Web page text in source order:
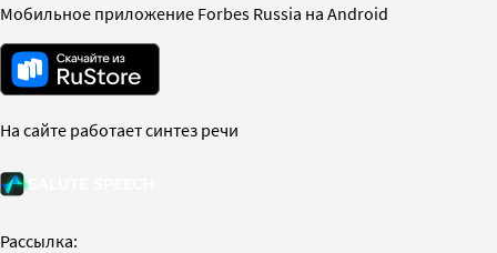
Мобильное приложение Forbes Russia на Android
На сайте работает синтез речи
Рассылка: